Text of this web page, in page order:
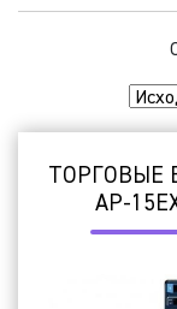
ТОРГОВЫЕ
AP-